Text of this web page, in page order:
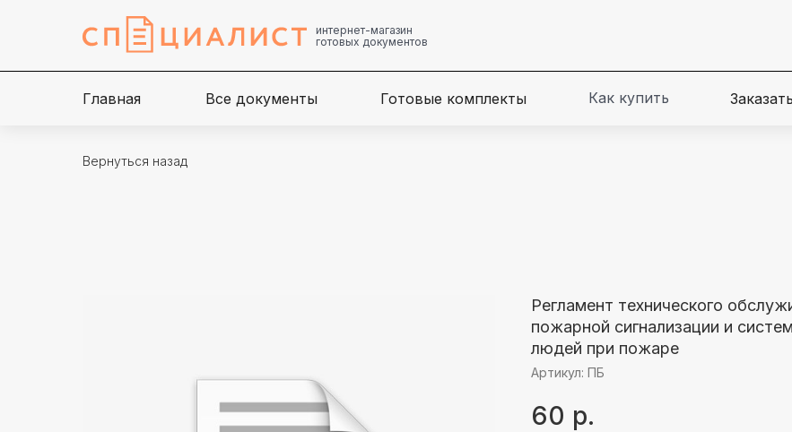
интернет-магазин
готовых документов
Главная Все документы Готовые комплекты Как купить
Вернуться назад
Регламент технического
пожарной сигнализации и
людей при пожаре
Артикул: ПБ
60 р.